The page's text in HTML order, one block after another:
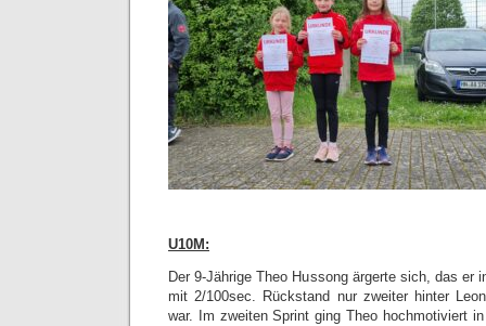
U10M:
Der 9-Jährige Theo Hussong ärgerte sich, das er
mit 2/100sec. Rückstand nur zweiter hinter
war. Im zweiten Sprint ging Theo hochmotiviert